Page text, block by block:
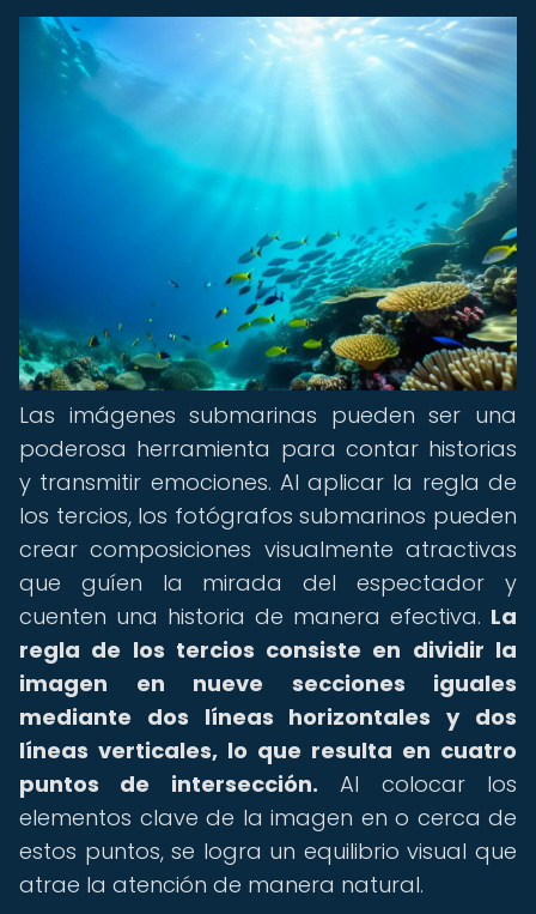
Las imágenes submarinas pueden ser una
poderosa herramienta para contar historias
y transmitir emociones. Al aplicar la regla de
los tercios, los fotógrafos submarinos pueden
crear composiciones visualmente atractivas
que guíen la mirada del espectador y
cuenten una historia de manera efectiva. La
regla de los tercios consiste en dividir la
imagen en nueve secciones iguales
mediante dos líneas horizontales y dos
líneas verticales, lo que resulta en cuatro
puntos de intersección. Al colocar los
elementos clave de la imagen en o cerca de
estos puntos, se logra un equilibrio visual que
atrae la atención de manera natural.